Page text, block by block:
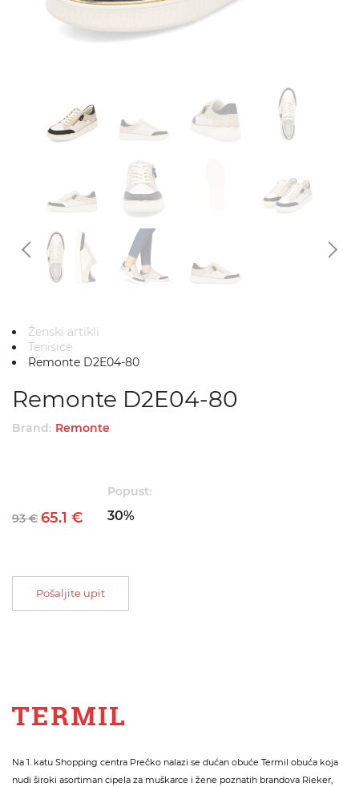
Ženski artikli
Tenisice
Remonte D2E04-80
Remonte D2E04-80
Brand: Remonte
93 € 65.1 €
Popust:
30%
Pošaljite upit
Na 1. katu Shopping centra Prečko nalazi se dućan obuće Termil obuća koja
nudi široki asortiman cipela za muškarce i žene poznatih brandova Rieker,